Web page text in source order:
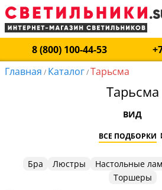
8 (800) 100-44-53
Главная / Каталог/Тарьсма
Тарьсма
ВИД
ВСЕ ПОДБОРКИ
Бра Люстры Настольные
Торшеры